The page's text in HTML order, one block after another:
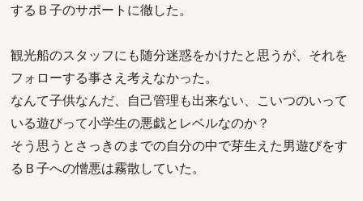
するＢ子のサポートに徹した。
観光船のスタッフにも随分迷惑をかけたと思うが、それを
フォローする事さえ考えなかった。
なんて子供なんだ、自己管理も出来ない、こいつのいって
いる遊びって小学生の悪戯とレベルなのか？
そう思うとさっきのまでの自分の中で芽生えた男遊びをす
るＢ子への憎悪は霧散していた。